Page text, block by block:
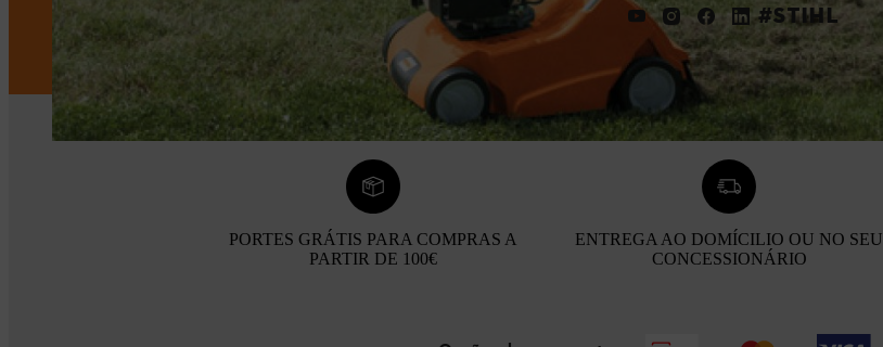
#STIHL
PORTES GRÁTIS PARA COMPRAS A
PARTIR DE 100€
ENTREGA AO DOMÍCILIO OU NO SEU
CONCESSIONÁRIO